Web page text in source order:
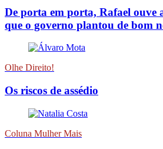
De porta em porta, Rafael ouve
que o governo plantou de bom
Olhe Direito!
Os riscos de assédio
Coluna Mulher Mais